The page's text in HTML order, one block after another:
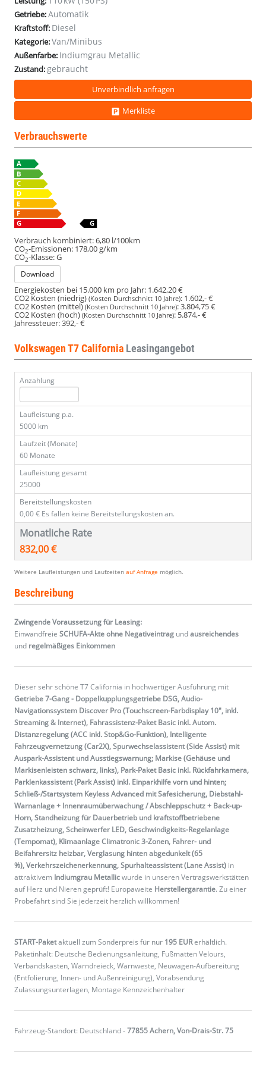
ACC
StHz
ACC
StHz
ACC
StHz
ACC
StHz
ACC
StHz
ACC
StHz
ACC
StHz
ACC
StHz
ACC
StHz
ACC
StHz
ACC
StHz
Getriebe:Automatik
Kraftstoff: Diesel
Kategorie:Van/Minibus
Außenfarbe: Indiumgrau Metallic
Zustand: gebraucht
Unverbindlich anfragen
Merkliste
Verbrauchswerte
Verbrauch kombiniert:6,80 l/100km
CO2-Emissionen: 178,00 g/km
CO2-Klasse:G
Download
Energiekosten bei 15.000 km pro Jahr: 1.642,20 €
CO2 Kosten (niedrig) (Kosten Durchschnitt 10 Jahre): 1.602,- €
CO2 Kosten (mittel)(Kosten Durchschnitt 10 Jahre):3.804,75 €
CO2 Kosten (hoch) (Kosten Durchschnitt 10 Jahre): 5.874,- €
Jahressteuer:392,- €
Volkswagen T7 California Leasingangebot
Anzahlung
Laufleistung p.a.
5000 km
Laufzeit (Monate)
60 Monate
Laufleistung gesamt
25000
Bereitstellungskosten
0,00 € Es fallen keine Bereitstellungskosten an.
Monatliche Rate
832,00 €
Weitere Laufleistungen und Laufzeiten auf Anfrage möglich.
Beschreibung
Zwingende Voraussetzung für Leasing:
Einwandfreie SCHUFA-Akte ohne Negativeintrag undausreichendes
und regelmäßiges Einkommen
Dieser sehr schöne T7 California in hochwertiger Ausführung mit
Getriebe 7-Gang - Doppelkupplungsgetriebe DSG, Audio-
Navigationssystem Discover Pro (Touchscreen-Farbdisplay 10", inkl.
Streaming & Internet), Fahrassistenz-Paket Basic inkl. Autom.
Distanzregelung (ACC inkl. Stop&Go-Funktion), Intelligente
Fahrzeugvernetzung (Car2X), Spurwechselassistent (Side Assist) mit
Auspark-Assistent und Ausstiegswarnung; Markise (Gehäuse und
Markisenleisten schwarz, links), Park-Paket Basic inkl. Rückfahrkamera,
Parklenkassistent (Park Assist) inkl. Einparkhilfe vorn und hinten;
Schließ-/Startsystem Keyless Advanced mit Safesicherung, Diebstahl-
Warnanlage + Innenraumüberwachung / Abschleppschutz + Back-up-
Horn, Standheizung für Dauerbetrieb und kraftstoffbetriebene
Zusatzheizung, Scheinwerfer LED, Geschwindigkeits-Regelanlage
(Tempomat), Klimaanlage Climatronic 3-Zonen, Fahrer- und
Beifahrersitz heizbar, Verglasung hinten abgedunkelt (65
%), Verkehrszeichenerkennung, Spurhalteassistent (Lane Assist) in
attraktivem Indiumgrau Metallicwurde in unseren Vertragswerkstätten
auf Herz und Nieren geprüft! Europaweite Herstellergarantie. Zu einer
Probefahrt sind Sie jederzeit herzlich willkommen!
START-Paketaktuell zum Sonderpreis für nur 195 EURerhältlich.
Paketinhalt: Deutsche Bedienungsanleitung, Fußmatten Velours,
Verbandskasten, Warndreieck, Warnweste, Neuwagen-Aufbereitung
(Entfolierung, Innen- und Außenreinigung), Vorabsendung
Zulassungsunterlagen, Montage Kennzeichenhalter
Fahrzeug-Standort: Deutschland -77855 Achern, Von-Drais-Str. 75